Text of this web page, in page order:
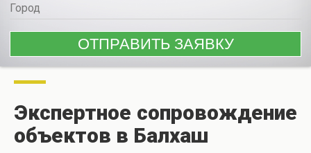
Экспертное сопровождение
объектов в Балхаш